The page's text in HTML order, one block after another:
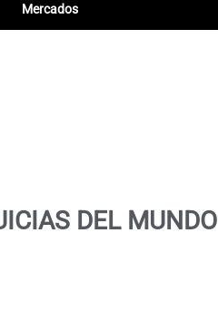
Mercados
DEL MUNDO